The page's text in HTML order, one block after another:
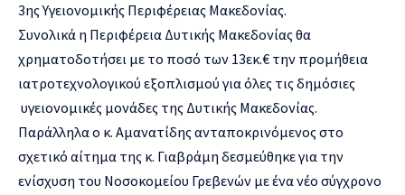
3ης Υγειονομικής Περιφέρειας Μακεδονίας.
Συνολικά η Περιφέρεια Δυτικής Μακεδονίας θα
χρηματοδοτήσει με το ποσό των 13εκ.€ την προμήθεια
ιατροτεχνολογικού εξοπλισμού για όλες τις δημόσιες
υγειονομικές μονάδες της Δυτικής Μακεδονίας.
Παράλληλα ο κ. Αμανατίδης ανταποκρινόμενος στο
σχετικό αίτημα της κ. Γιαβράμη δεσμεύθηκε για την
ενίσχυση του Νοσοκομείου Γρεβενών με ένα νέο σύγχρονο